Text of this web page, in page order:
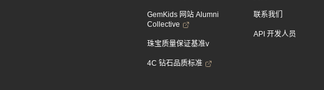
GemKids 网站 Alumni
Collective
珠宝质量保证基准v
4C 钻石品质标准
联系我们
API 开发人员